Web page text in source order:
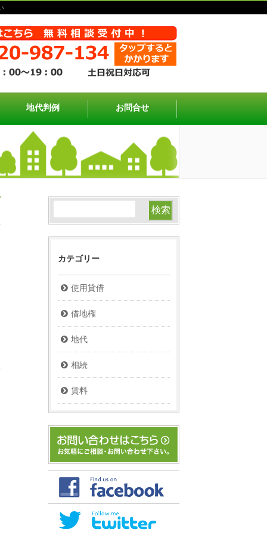
地代判例 お問合せ
カテゴリー
使用貸借
借地権
地代
相続
賃料